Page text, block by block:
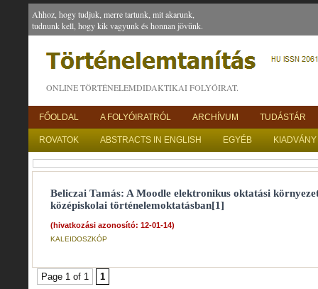
Ahhoz, hogy tudjuk, merre tartunk, mit akarunk,
tudnunk kell, hogy kik vagyunk és honnan jövünk.
ONLINE TÖRTÉNELEMDIDAKTIKAI FOLYÓIRAT.
FŐOLDAL A FOLYÓIRATRÓL ARCHÍVUM TUDÁSTÁR
ROVATOK ABSTRACTS IN ENGLISH EGYÉB
Beliczai Tamás: A Moodle elektronikus oktatási
középiskolai történelemoktatásban[1]
(hivatkozási azonosító: 12-01-14)
KALEIDOSZKÓP
Page 1 of 1 1